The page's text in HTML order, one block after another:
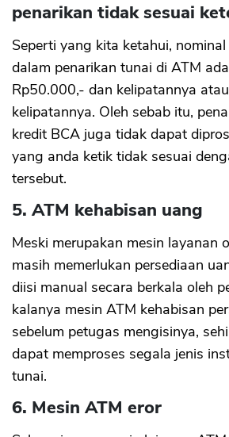
penarikan tidak sesuai
Seperti yang kita ketahui,
dalam penarikan tunai di ATM
Rp50.000,- dan kelipatannya
kelipatannya. Oleh sebab itu,
kredit BCA juga tidak dapat
yang anda ketik tidak sesuai
tersebut.
5. ATM kehabisan uang
Meski merupakan mesin layanan
masih memerlukan persediaan
diisi manual secara berkala oleh
kalanya mesin ATM kehabisan
sebelum petugas mengisinya,
dapat memproses segala jenis
tunai.
6. Mesin ATM eror